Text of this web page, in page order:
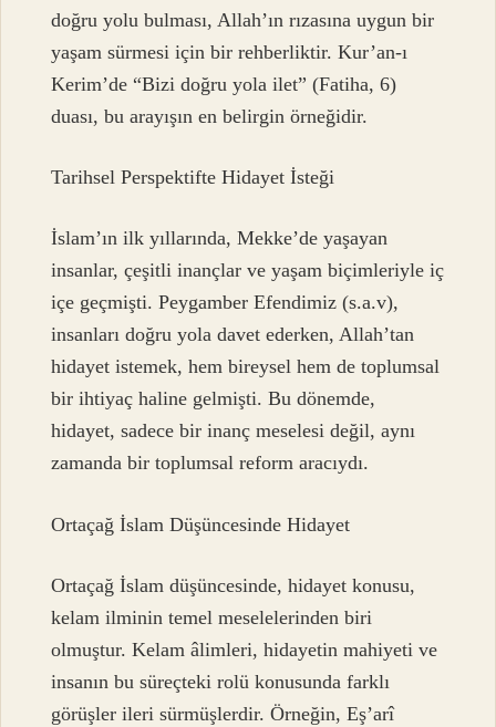
doğru yolu bulması, Allah’ın rızasına uygun bir
yaşam sürmesi için bir rehberliktir. Kur’an-ı
Kerim’de “Bizi doğru yola ilet” (Fatiha, 6)
duası, bu arayışın en belirgin örneğidir.
Tarihsel Perspektifte Hidayet İsteği
İslam’ın ilk yıllarında, Mekke’de yaşayan
insanlar, çeşitli inançlar ve yaşam biçimleriyle iç
içe geçmişti. Peygamber Efendimiz (s.a.v),
insanları doğru yola davet ederken, Allah’tan
hidayet istemek, hem bireysel hem de toplumsal
bir ihtiyaç haline gelmişti. Bu dönemde,
hidayet, sadece bir inanç meselesi değil, aynı
zamanda bir toplumsal reform aracıydı.
Ortaçağ İslam Düşüncesinde Hidayet
Ortaçağ İslam düşüncesinde, hidayet konusu,
kelam ilminin temel meselelerinden biri
olmuştur. Kelam âlimleri, hidayetin mahiyeti ve
insanın bu süreçteki rolü konusunda farklı
görüşler ileri sürmüşlerdir. Örneğin, Eş’arî